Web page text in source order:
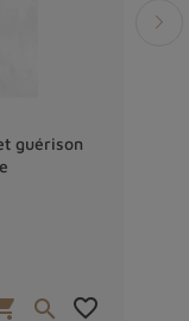
guérison
 favorite_border